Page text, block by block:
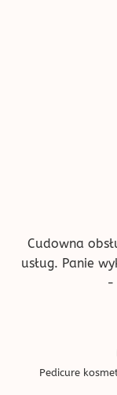
Cudowna
usług. Panie
-
Pedicure